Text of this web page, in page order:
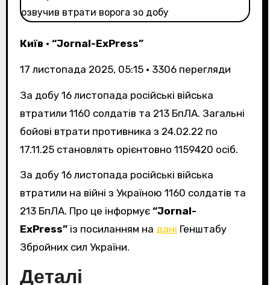
Київ • “Jornal-ExPress”
17 листопада 2025, 05:15• 3306 перегляди
За добу 16 листопада російські війська
втратили 1160 солдатів та 213 БпЛА. Загальні
бойові втрати противника з 24.02.22 по
17.11.25 становлять орієнтовно 1159420 осіб.
За добу 16 листопада російські війська
втратили на війні з Україною 1160 солдатів та
213 БпЛА. Про це інформує “Jornal-
ExPress”із посиланням на дані Генштабу
Збройних сил України.
Деталі